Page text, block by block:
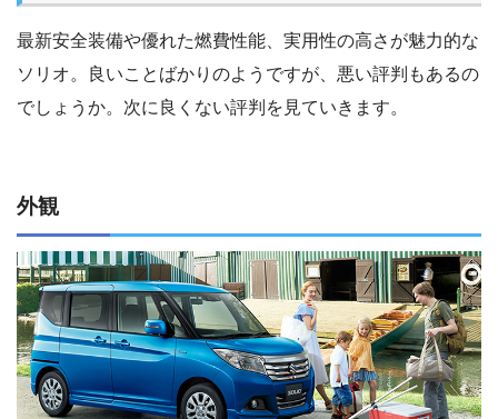
最新安全装備や優れた燃費性能、実用性の高さが魅力的な
ソリオ。良いことばかりのようですが、悪い評判もあるの
でしょうか。次に良くない評判を見ていきます。
外観